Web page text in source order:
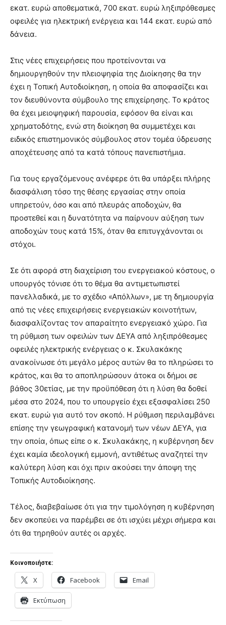
εκατ. ευρώ αποθεματικά, 700 εκατ. ευρώ ληξιπρόθεσμες
οφειλές για ηλεκτρική ενέργεια και 144 εκατ. ευρώ από
δάνεια.
Στις νέες επιχειρήσεις που προτείνονται να
δημιουργηθούν την πλειοψηφία της Διοίκησης θα την
έχει η Τοπική Αυτοδιοίκηση, η οποία θα αποφασίζει και
τον διευθύνοντα σύμβουλο της επιχείρησης. Το κράτος
θα έχει μειοψηφική παρουσία, εφόσον θα είναι και
χρηματοδότης, ενώ στη διοίκηση θα συμμετέχει και
ειδικός επιστημονικός σύμβουλος στον τομέα ύδρευσης
αποχέτευσης από τα κατά τόπους πανεπιστήμια.
Για τους εργαζόμενους ανέφερε ότι θα υπάρξει πλήρης
διασφάλιση τόσο της θέσης εργασίας στην οποία
υπηρετούν, όσο και από πλευράς αποδοχών, θα
προστεθεί και η δυνατότητα να παίρνουν αύξηση των
αποδοχών τους κατά 15%, όταν θα επιτυγχάνονται οι
στόχοι.
Σε ότι αφορά στη διαχείριση του ενεργειακού κόστους, ο
υπουργός τόνισε ότι το θέμα θα αντιμετωπιστεί
πανελλαδικά, με το σχέδιο «Απόλλων», με τη δημιουργία
από τις νέες επιχειρήσεις ενεργειακών κοινοτήτων,
διασφαλίζοντας τον απαραίτητο ενεργειακό χώρο. Για
τη ρύθμιση των οφειλών των ΔΕΥΑ από ληξιπρόθεσμες
οφειλές ηλεκτρικής ενέργειας ο κ. Σκυλακάκης
ανακοίνωσε ότι μεγάλο μέρος αυτών θα το πληρώσει το
κράτος, και θα το αποπληρώσουν άτοκα οι δήμοι σε
βάθος 30ετίας, με την προϋπόθεση ότι η λύση θα δοθεί
μέσα στο 2024, που το υπουργείο έχει εξασφαλίσει 250
εκατ. ευρώ για αυτό τον σκοπό. Η ρύθμιση περιλαμβάνει
επίσης την γεωγραφική κατανομή των νέων ΔΕΥΑ, για
την οποία, όπως είπε ο κ. Σκυλακάκης, η κυβέρνηση δεν
έχει καμία ιδεολογική εμμονή, αντιθέτως αναζητεί την
καλύτερη λύση και όχι πριν ακούσει την άποψη της
Τοπικής Αυτοδιοίκησης.
Τέλος, διαβεβαίωσε ότι για την τιμολόγηση η κυβέρνηση
δεν σκοπεύει να παρέμβει σε ότι ισχύει μέχρι σήμερα και
ότι θα τηρηθούν αυτές οι αρχές.
Κοινοποιήστε:
X Facebook Email
Εκτύπωση